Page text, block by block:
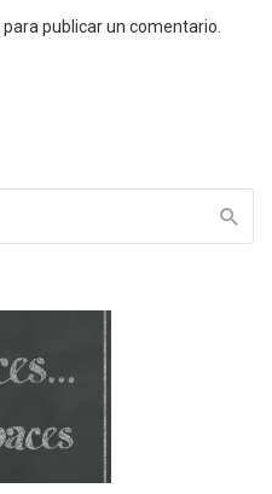
para publicar un comentario.